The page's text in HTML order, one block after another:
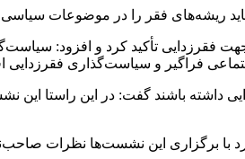
باید ریشه‌های فقر را در موضوعات
تأکید کرد و افزود:
فراگیر و سیاست‌گذاری
داشته باشند گفت: در این راستا
با برگزاری این نشست‌ها نظرات